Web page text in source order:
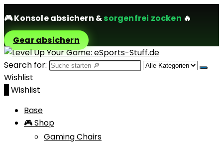
🎮Konsole absichern &sorgenfrei zocken 🔥
Gear absichern
Search for:
Wishlist
Wishlist
Base
🎮 Shop
Gaming Chairs